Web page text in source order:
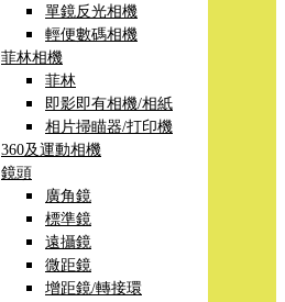
單鏡反光相機
輕便數碼相機
菲林相機
菲林
即影即有相機/相紙
相片掃瞄器/打印機
360及運動相機
鏡頭
廣角鏡
標準鏡
遠攝鏡
微距鏡
增距鏡/轉接環